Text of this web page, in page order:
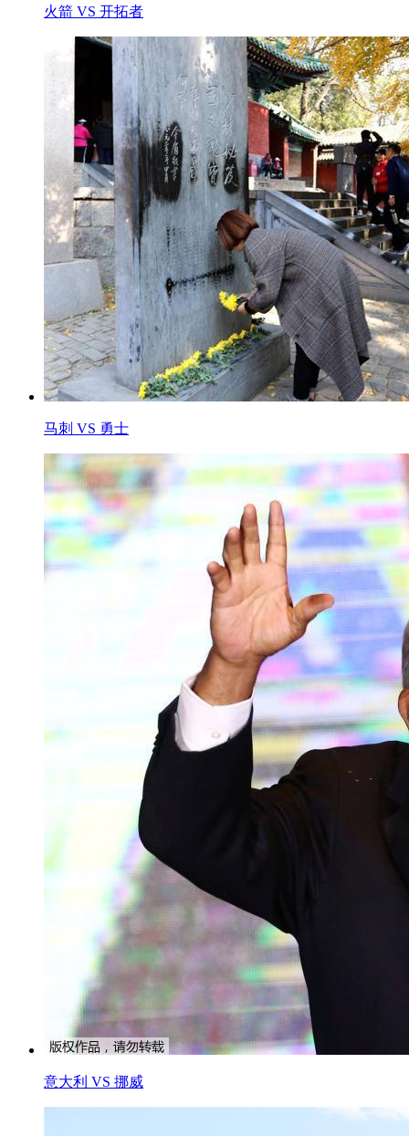
火箭 VS 开拓者
马刺 VS 勇士
意大利 VS 挪威